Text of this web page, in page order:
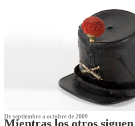
De septiembre a octubre de 2009
Mientras los otros